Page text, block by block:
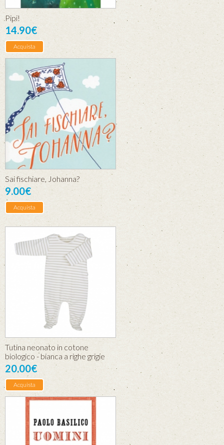
Pipi!
14.90€
Acquista
Sai fischiare, Johanna?
9.00€
Acquista
Tutina neonato in cotone
biologico - bianca a righe grigie
20.00€
Acquista